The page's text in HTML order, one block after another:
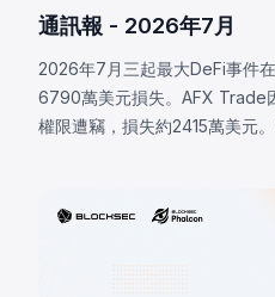
通訊報 - 2026年7月
2026年7月三起最大DeFi事件
6790萬美元損失。AFX Trade
權限遭竊，損失約2415萬美元
國庫轉移提案，損失約2000萬